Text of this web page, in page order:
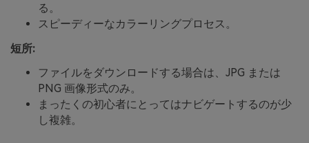
る。
スピーディーなカラーリングプロセス。
短所:
ファイルをダウンロードする場合は、JPG または
PNG 画像形式のみ。
まったくの初心者にとってはナビゲートするのが少
し複雑。